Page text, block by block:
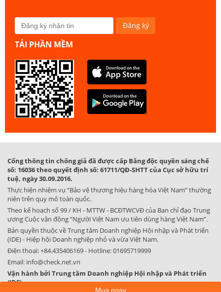
TẢI PHẦN MỀM
Cổng thông tin chống giả đã được cấp Bằng độc quyền sáng chế
số: 16036 theo quyết định số: 61711/QĐ-SHTT của Cục sở hữu trí
tuệ, ngày 30.09.2016.
Thực hiện nhiệm vụ “Bảo vệ thương hiệu hàng hóa Việt Nam” thường
niên trên quy mô toàn quốc.
Theo kế hoạch số 99 / KH - MTTW - BCĐTWCVĐ của Ban chỉ đạo Trung
ương Cuộc vận động “Người Việt Nam ưu tiên dùng hàng Việt Nam”.
Bản quyền thuộc về Trung tâm Doanh nghiệp Hội nhập và Phát triển
(IDE) - Hiệp hội Doanh nghiệp nhỏ và vừa Việt Nam.
Điện thoại:+84.435406169- Hotline:01695719999
Email: info@check.net.vn
Vận hành bởi Trung tâm Doanh nghiệp Hội nhập và Phát triển
(IDE)